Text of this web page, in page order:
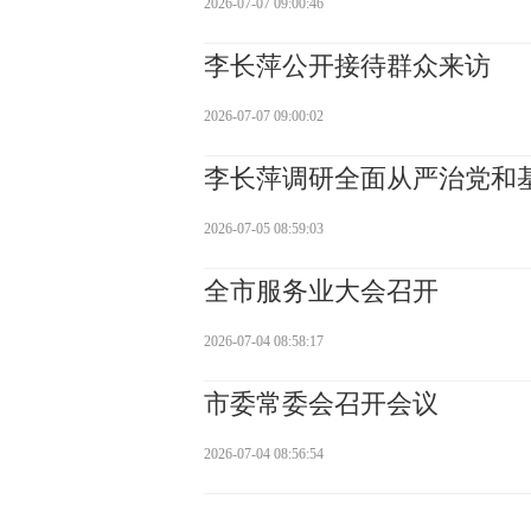
2026-07-07 09:00:46
李长萍公开接待群众来访
2026-07-07 09:00:02
李长萍调研全面从严治党和
2026-07-05 08:59:03
全市服务业大会召开
2026-07-04 08:58:17
市委常委会召开会议
2026-07-04 08:56:54